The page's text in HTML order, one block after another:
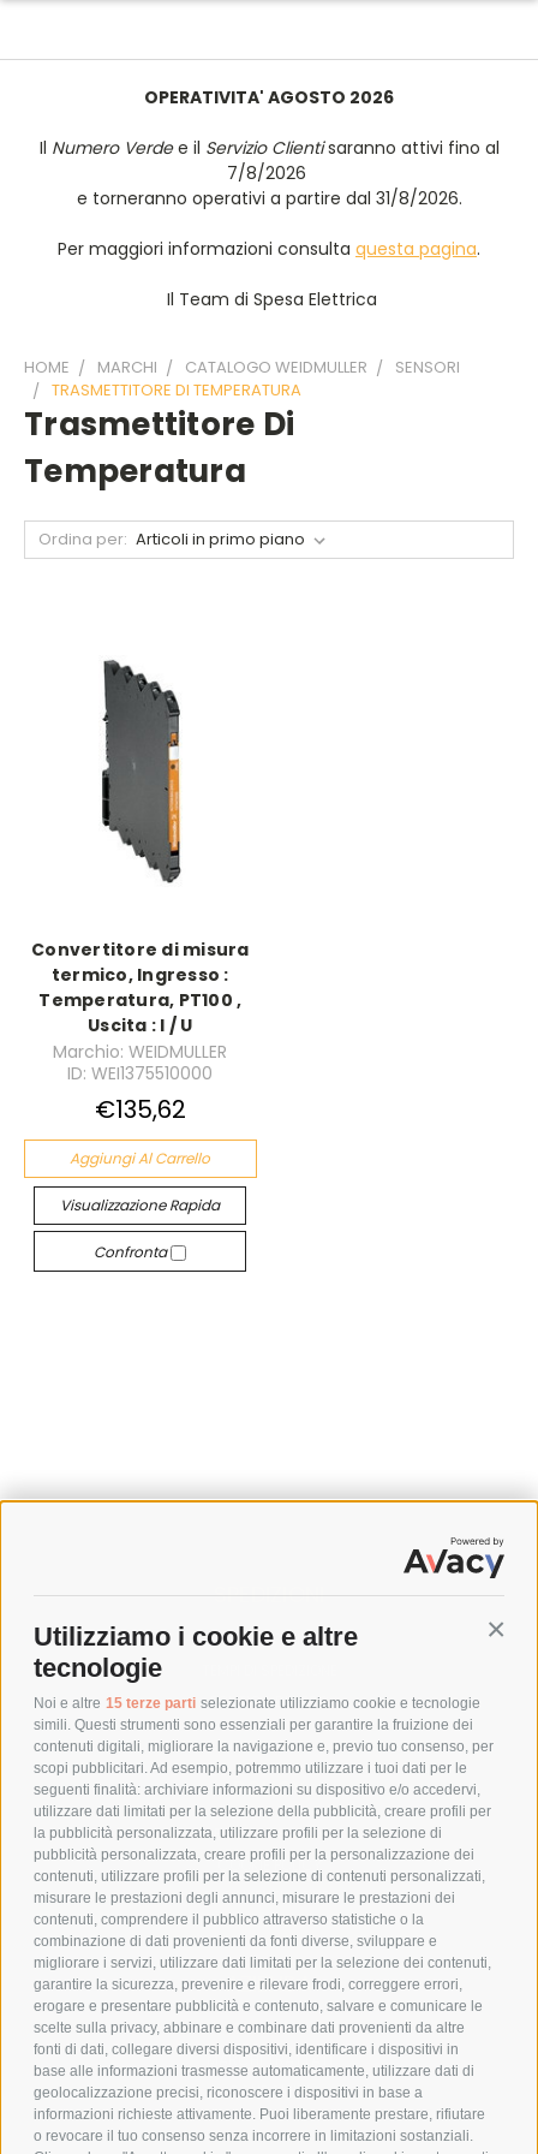
Utilizziamo i cookie e altre
tecnologie
Noi e altre 15 terze parti selezionate utilizziamo cookie e tecnologie
simili. Questi strumenti sono essenziali per garantire la fruizione dei
contenuti digitali, migliorare la navigazione e, previo tuo consenso, per
scopi pubblicitari. Ad esempio, potremmo utilizzare i tuoi dati per le
seguenti finalità: archiviare informazioni su dispositivo e/o accedervi,
utilizzare dati limitati per la selezione della pubblicità, creare profili per
la pubblicità personalizzata, utilizzare profili per la selezione di
pubblicità personalizzata, creare profili per la personalizzazione dei
contenuti, utilizzare profili per la selezione di contenuti personalizzati,
misurare le prestazioni degli annunci, misurare le prestazioni dei
contenuti, comprendere il pubblico attraverso statistiche o la
combinazione di dati provenienti da fonti diverse, sviluppare e
migliorare i servizi, utilizzare dati limitati per la selezione dei contenuti,
garantire la sicurezza, prevenire e rilevare frodi, correggere errori,
erogare e presentare pubblicità e contenuto, salvare e comunicare le
scelte sulla privacy, abbinare e combinare dati provenienti da altre
fonti di dati, collegare diversi dispositivi, identificare i dispositivi in
base alle informazioni trasmesse automaticamente, utilizzare dati di
geolocalizzazione precisi, riconoscere i dispositivi in base a
informazioni richieste attivamente. Puoi liberamente prestare, rifiutare
o revocare il tuo consenso senza incorrere in limitazioni sostanziali.
OPERATIVITA' AGOSTO 2026
Il Numero Verdee il Servizio Clientisaranno attivi fino al
7/8/2026
e torneranno operativi a partire dal 31/8/2026.
Per maggiori informazioni consulta questa pagina.
Il Team di Spesa Elettrica
HOME MARCHI CATALOGO WEIDMULLER
SENSORI
TRASMETTITORE DI TEMPERATURA
Trasmettitore Di
Temperatura
Ordina per:
Convertitore di misura
termico, Ingresso :
Temperatura, PT100 ,
Uscita : I / U
Marchio: WEIDMULLER
ID: WEI1375510000
€135,62
Aggiungi Al Carrello
Visualizzazione Rapida
Confronta
SPEDIZIONI
COSTI DI SPEDIZIONE
POLITICA DI RESO
POLICY
PRIVACY POLICY
COOKIE POLICY
PAGAMENTI SICURI
AZIENDA
CHI SIAMO
MARCHI TRATTATI
CONDOMINI